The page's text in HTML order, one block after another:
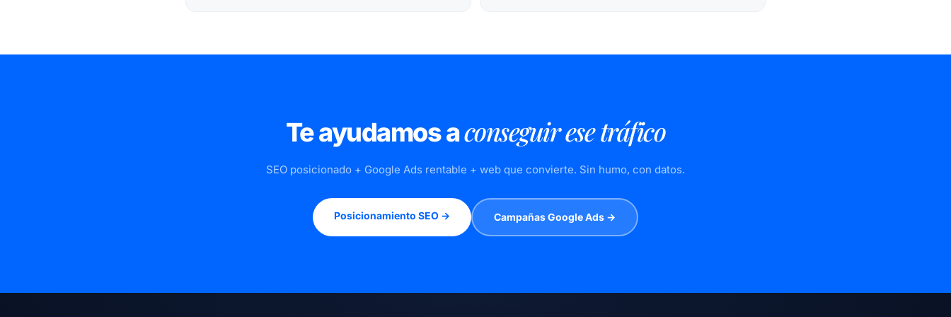
Te ayudamos aconseguir ese tráfico
SEO posicionado + Google Ads rentable + web que convierte. Sin humo, con datos.
Posicionamiento SEO → Campañas Google Ads →